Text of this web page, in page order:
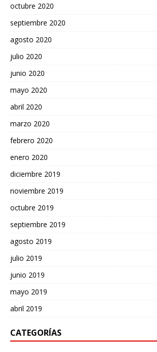
octubre 2020
septiembre 2020
agosto 2020
julio 2020
junio 2020
mayo 2020
abril 2020
marzo 2020
febrero 2020
enero 2020
diciembre 2019
noviembre 2019
octubre 2019
septiembre 2019
agosto 2019
julio 2019
junio 2019
mayo 2019
abril 2019
CATEGORÍAS